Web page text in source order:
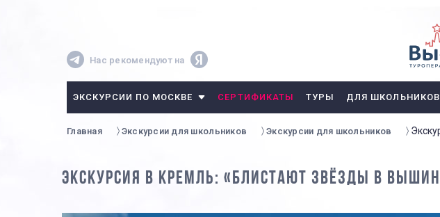
Нас рекомендуют на
ЭКСКУРСИИ ПО МОСКВЕ СЕРТИФИКАТЫ ТУРЫ ДЛЯ ШКОЛЬНИКОВ
Главная Экскурсии для школьников Экскурсии для школьников
ЭКСКУРСИЯ В КРЕМЛЬ: «БЛИСТАЮТ ЗВЁЗДЫ В